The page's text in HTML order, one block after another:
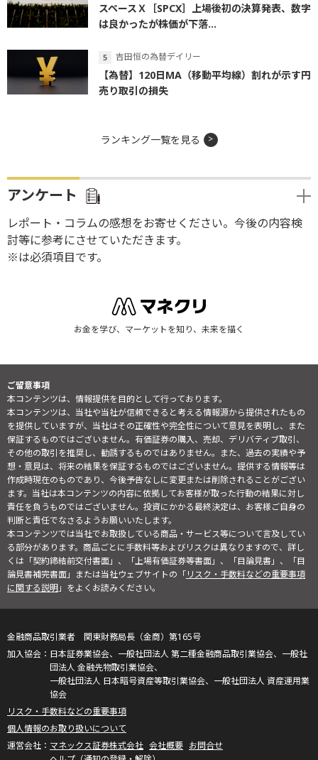
スペースＸ［SPCX］上場後初の決算発表、数字
は良かったが株価が下落...
吉田恒の為替デイリー
【為替】120日MA（移動平均線）割れが示す円
売り取引の損失
ランキング一覧を見る
アンケート
レポート・コラムの感想をお寄せください。今後の内容検
討等に参考にさせていただきます。
※は必須項目です。
お金を学び、マーケットを知り、未来を描く
ご留意事項
本コンテンツは、情報提供を目的として行っております。
本コンテンツは、当社や当社が信頼できると考える情報源から提供されたもの
を提供していますが、当社はその正確性や完全性について意見を表明し、また
保証するものではございません。有価証券の購入、売却、デリバティブ取引、
その他の取引を推奨し、勧誘するものではありません。また、過去の実績や予
想・意見は、将来の結果を保証するものではございません。提供する情報等は
作成時現在のものであり、今後予告なしに変更または削除されることがござい
ます。当社は本コンテンツの内容に依拠してお客様が取った行動の結果に対し
責任を負うものではございません。投資にかかる最終決定は、お客様ご自身の
判断と責任でなさるようお願いいたします。
本コンテンツでは当社でお取扱している商品・サービス等について言及してい
る部分があります。商品ごとに手数料等およびリスクは異なりますので、詳し
くは「契約締結前交付書面」、「上場有価証券等書面」、「目論見書」、「目
論見書補完書面」または当社ウェブサイトの「リスク・手数料などの重要事項
に関する説明」をよくお読みください。
金融商品取引業者 関東財務局長（金商）第165号
日本証券業協会、一般社団法人 第二種金融商品取引業協会、一般社
団法人 金融先物取引業協会、
一般社団法人 日本暗号資産等取引業協会、一般社団法人 資産運用業
協会
リスク・手数料などの重要事項
個人情報のお取り扱いについて
マネックス証券株式会社 会社概要 お問合せ